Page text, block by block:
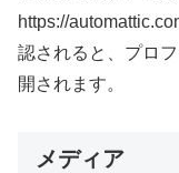
https://
認されると、プロ
開されます。
メディア